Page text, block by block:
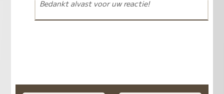
Bedankt alvast voor uw reactie!